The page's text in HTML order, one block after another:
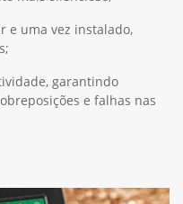
e uma vez instalado,
garantindo
e falhas nas